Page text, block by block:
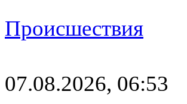
Происшествия
07.08.2026, 06:53